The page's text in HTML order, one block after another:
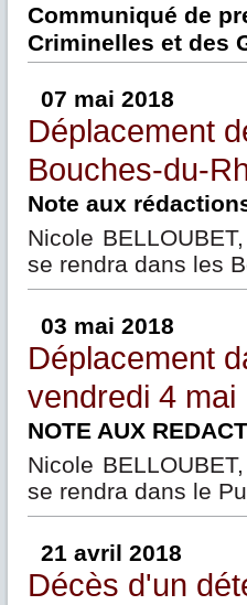
Communiqué de
Criminelles et des
07 mai 2018
Déplacement
Bouches-du-
Note aux
Nicole
se rendra dans les
03 mai 2018
Déplacement
vendredi 4 mai
NOTE AUX
Nicole
se rendra dans le
21 avril 2018
Décès d'un